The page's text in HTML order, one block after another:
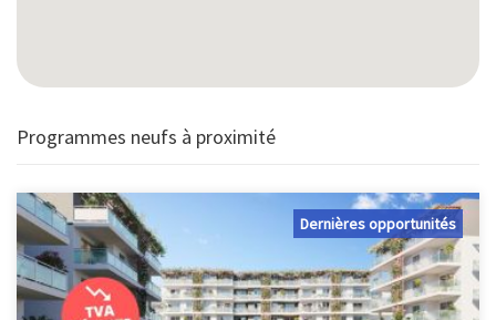
Programmes neufs à proximité
Dernières opportunités